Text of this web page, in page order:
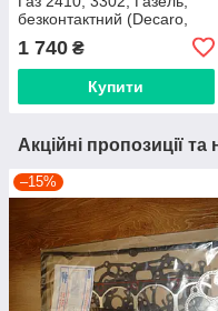
безконтактний (Decaro,
1 740 ₴
Купити
Акційні пропозиції та
–15%